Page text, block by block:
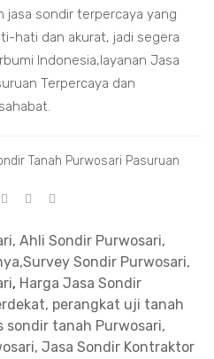
jasa sondir terpercaya yang
hati dan akurat, jadi segera
Indonesia,layanan Jasa
Terpercaya dan
Tanah Purwosari Pasuruan
Ahli Sondir Purwosari,
Sondir Purwosari,
, Harga Jasa Sondir
perangkat uji tanah
sondir tanah Purwosari,
Jasa Sondir Kontraktor